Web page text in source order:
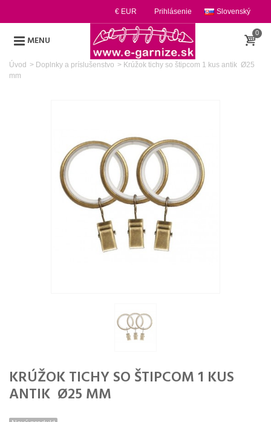
Slovenský
Prihlásenie
€ EUR
MENU
0
Úvod > Doplnky a príslušenstvo > Krúžok tichy so štipcom 1 kus antik Ø25
mm
KRÚŽOK TICHY SO ŠTIPCOM 1 KUS
ANTIK Ø25 MM